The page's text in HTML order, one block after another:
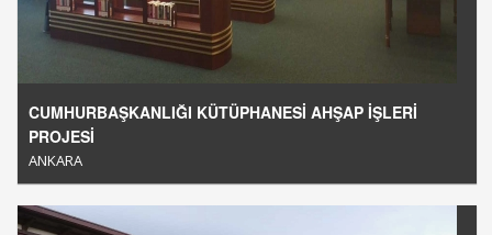
CUMHURBAŞKANLIĞI KÜTÜPHANESİ AHŞAP İŞLERİ
PROJESİ
ANKARA